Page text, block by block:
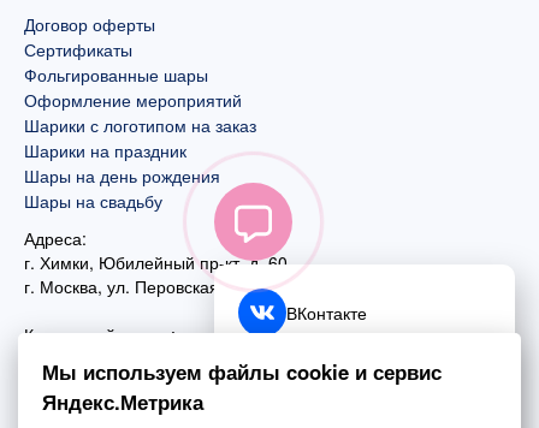
Договор оферты
Сертификаты
Фольгированные шары
Оформление мероприятий
Шарики с логотипом на заказ
Шарики на праздник
Шары на день рождения
Шары на свадьбу
Адреса:
г. Химки, Юбилейный пр-кт, д. 60
г. Москва, ул. Перовская, д. 59
Контактный номер:
+7 (495) 970-44-75
ВКонтакте
Telegram
Мы используем файлы cookie и сервис
Яндекс.Метрика